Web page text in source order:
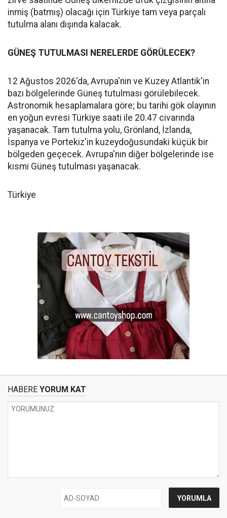
inmiş (batmış) olacağı için Türkiye tam veya parçalı
tutulma alanı dışında kalacak.
GÜNEŞ TUTULMASI NERELERDE GÖRÜLECEK?
12 Ağustos 2026'da, Avrupa'nın ve Kuzey Atlantik'in
bazı bölgelerinde Güneş tutulması görülebilecek.
Astronomik hesaplamalara göre; bu tarihi gök olayının
en yoğun evresi Türkiye saati ile 20.47 civarında
yaşanacak. Tam tutulma yolu, Grönland, İzlanda,
İspanya ve Portekiz'in kuzeydoğusundaki küçük bir
bölgeden geçecek. Avrupa'nın diğer bölgelerinde ise
kısmi Güneş tutulması yaşanacak.
Türkiye
HABERE YORUM KAT